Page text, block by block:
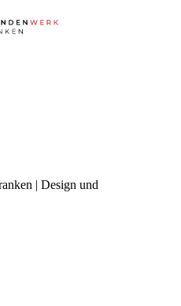
| Design und